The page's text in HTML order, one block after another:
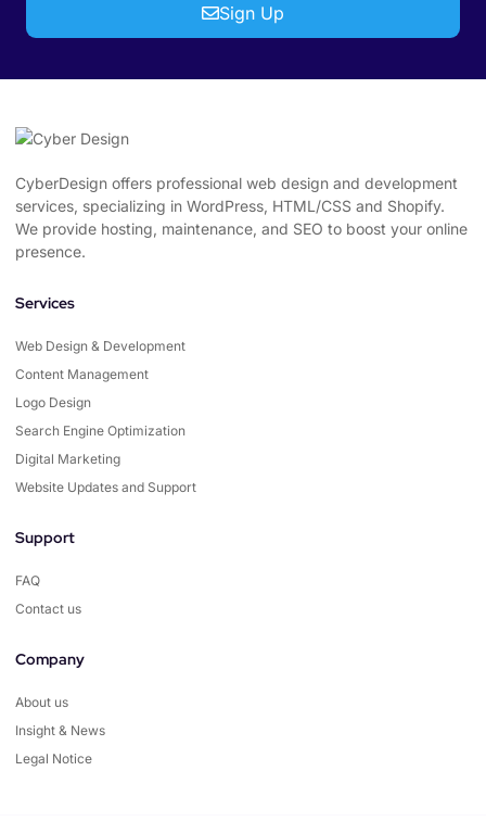
Sign Up
CyberDesign offers professional web design and development
services, specializing in WordPress, HTML/CSS and Shopify.
We provide hosting, maintenance, and SEO to boost your online
presence.
Services
Web Design & Development
Content Management
Logo Design
Search Engine Optimization
Digital Marketing
Website Updates and Support
Support
FAQ
Contact us
Company
About us
Insight & News
Legal Notice